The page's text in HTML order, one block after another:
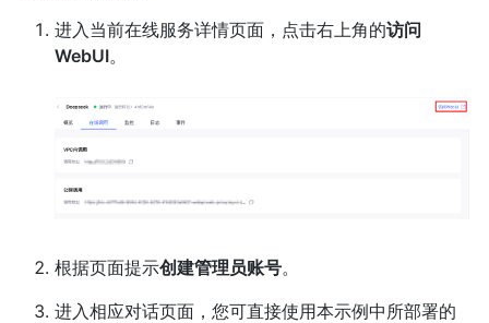
进入当前在线服务详情页面，点击右上角的访问
WebUI。
根据页面提示创建管理员账号。
进入相应对话页面，您可直接使用本示例中所部署的